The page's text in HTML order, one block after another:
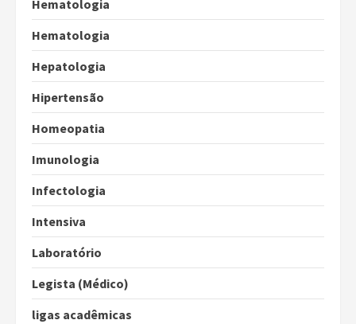
Hematologia
Hematologia
Hepatologia
Hipertensão
Homeopatia
Imunologia
Infectologia
Intensiva
Laboratório
Legista (Médico)
ligas acadêmicas